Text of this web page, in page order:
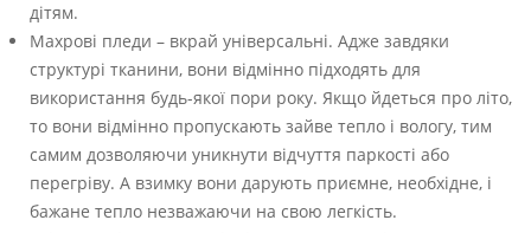
дітям.
Махрові пледи – вкрай універсальні. Адже завдяки
структурі тканини, вони відмінно підходять для
використання будь-якої пори року. Якщо йдеться про літо,
то вони відмінно пропускають зайве тепло і вологу, тим
самим дозволяючи уникнути відчуття паркості або
перегріву. А взимку вони дарують приємне, необхідне, і
бажане тепло незважаючи на свою легкість.